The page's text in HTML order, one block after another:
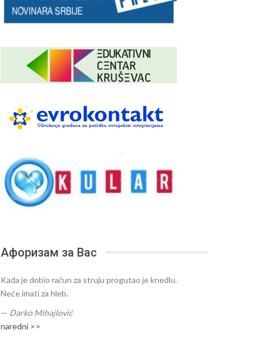
Афоризам за Вас
Kada je dobio račun za struju progutao je knedlu.
Neće imati za hleb.
— Darko Mihajlović
naredni >>